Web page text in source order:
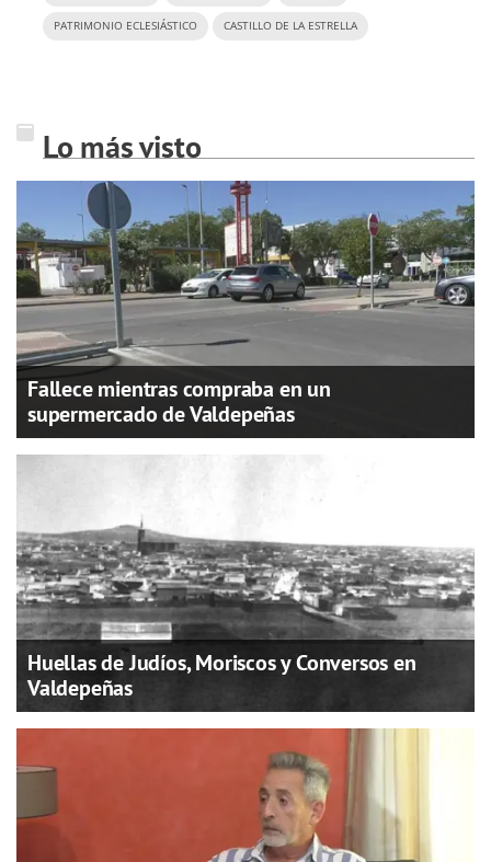
PATRIMONIO ECLESIÁSTICO CASTILLO DE LA ESTRELLA
Lo más visto
Fallece mientras compraba en un
supermercado de Valdepeñas
Huellas de Judíos, Moriscos y Conversos en
Valdepeñas